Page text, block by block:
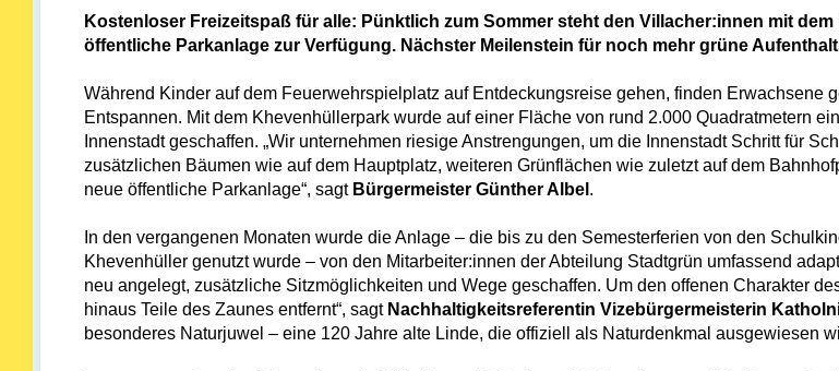
Kostenloser Freizeitspaß für alle: Pünktlich zum Sommer steht den Villacher:innen mit
öffentliche Parkanlage zur Verfügung. Nächster Meilenstein für noch mehr grüne
Während Kinder auf dem Feuerwehrspielplatz auf Entdeckungsreise gehen, finden Erwachsene
Entspannen. Mit dem Khevenhüllerpark wurde auf einer Fläche von rund 2.000 Quadratmetern
Innenstadt geschaffen. „Wir unternehmen riesige Anstrengungen, um die Innenstadt Schritt für
zusätzlichen Bäumen wie auf dem Hauptplatz, weiteren Grünflächen wie zuletzt auf dem
neue öffentliche Parkanlage“, sagt Bürgermeister Günther Albel .
In den vergangenen Monaten wurde die Anlage – die bis zu den Semesterferien von den
Khevenhüller genutzt wurde – von den Mitarbeiter:innen der Abteilung Stadtgrün umfassend
neu angelegt, zusätzliche Sitzmöglichkeiten und Wege geschaffen. Um den offenen Charakter
hinaus Teile des Zaunes entfernt“, sagt Nachhaltigkeitsreferentin Vizebürgermeisterin
besonderes Naturjuwel – eine 120 Jahre alte Linde, die offiziell als Naturdenkmal ausgewiesen